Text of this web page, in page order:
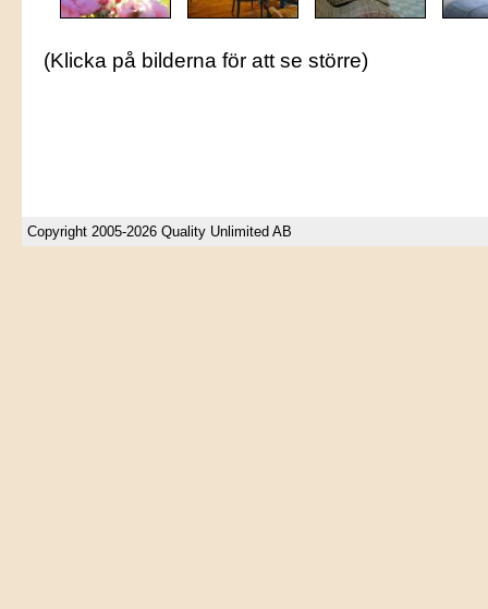
(Klicka på bilderna för att se större)
Copyright 2005-2026 Quality Unlimited AB